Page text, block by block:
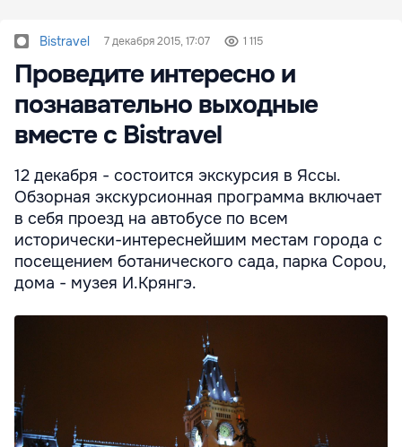
Bistravel 7 декабря 2015, 17:07 1 115
Проведите интересно и
познавательно выходные
вместе с Bistravel
12 декабря - состоится экскурсия в Яссы.
Обзорная экскурсионная программа включает
в себя проезд на автобусе по всем
исторически-интереснейшим местам города с
посещением ботанического сада, парка Copou,
дома - музея И.Крянгэ.